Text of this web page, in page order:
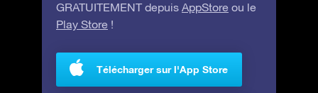
GRATUITEMENT depuis AppStore ou le
Play Store !
Télécharger sur l'App Store